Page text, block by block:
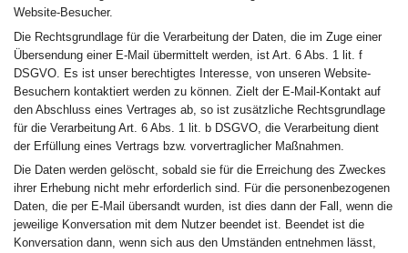
Website-Besucher.
Die Rechtsgrundlage für die Verarbeitung der Daten, die im Zuge einer
Übersendung einer E-Mail übermittelt werden, ist Art. 6 Abs. 1 lit. f
DSGVO. Es ist unser berechtigtes Interesse, von unseren Website-
Besuchern kontaktiert werden zu können. Zielt der E-Mail-Kontakt auf
den Abschluss eines Vertrages ab, so ist zusätzliche Rechtsgrundlage
für die Verarbeitung Art. 6 Abs. 1 lit. b DSGVO, die Verarbeitung dient
der Erfüllung eines Vertrags bzw. vorvertraglicher Maßnahmen.
Die Daten werden gelöscht, sobald sie für die Erreichung des Zweckes
ihrer Erhebung nicht mehr erforderlich sind. Für die personenbezogenen
Daten, die per E-Mail übersandt wurden, ist dies dann der Fall, wenn die
jeweilige Konversation mit dem Nutzer beendet ist. Beendet ist die
Konversation dann, wenn sich aus den Umständen entnehmen lässt,